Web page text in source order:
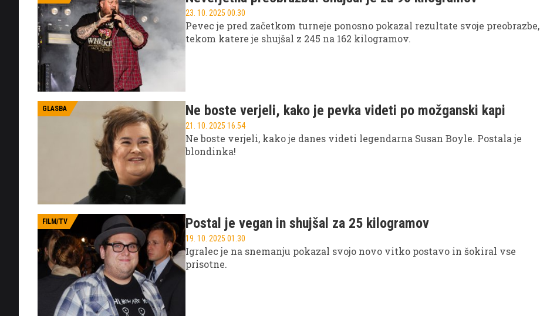
23. 10. 2025 00.30
Pevec je pred začetkom turneje ponosno pokazal rezultate svoje preobrazbe,
tekom katere je shujšal z 245 na 162 kilogramov.
GLASBA Ne boste verjeli, kako je pevka videti po možganski kapi
21. 10. 2025 16.54
Ne boste verjeli, kako je danes videti legendarna Susan Boyle. Postala je
blondinka!
FILM/TV Postal je vegan in shujšal za 25 kilogramov
19. 10. 2025 01.30
Igralec je na snemanju pokazal svojo novo vitko postavo in šokiral vse
prisotne.